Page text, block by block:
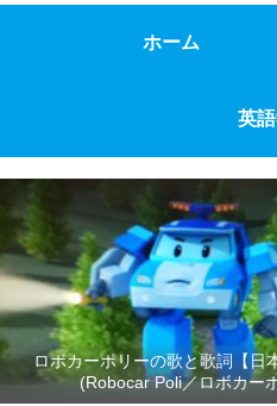
ホーム
英
ロボカーポリーの歌と歌詞【日
(Robocar Poli／ロボカー